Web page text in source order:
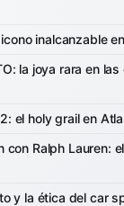
inalcanzable
la joya rara en
el holy grail en
con Ralph Lauren:
y la ética del car